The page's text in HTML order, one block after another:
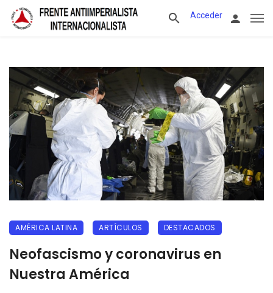
Acceder
AMÉRICA LATINA ARTÍCULOS DESTACADOS
Neofascismo y coronavirus en
Nuestra América